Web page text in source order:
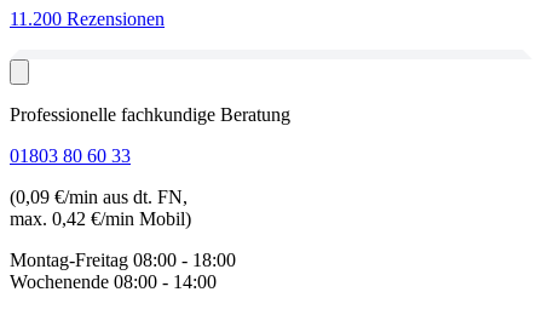
11.200 Rezensionen
Professionelle fachkundige Beratung
01803 80 60 33
(0,09 €/min aus dt. FN,
max. 0,42 €/min Mobil)
Montag-Freitag 08:00 - 18:00
Wochenende 08:00 - 14:00